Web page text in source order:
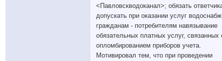
<Павловскводоканал>; обязать
допускать при оказании услуг
гражданам - потребителям навязывание
обязательных платных услуг, связанных
опломбированием приборов учета.
Мотивировал тем, что при проведении